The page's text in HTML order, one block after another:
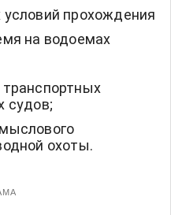
прохождения
на водоемах
судов;
охоты.